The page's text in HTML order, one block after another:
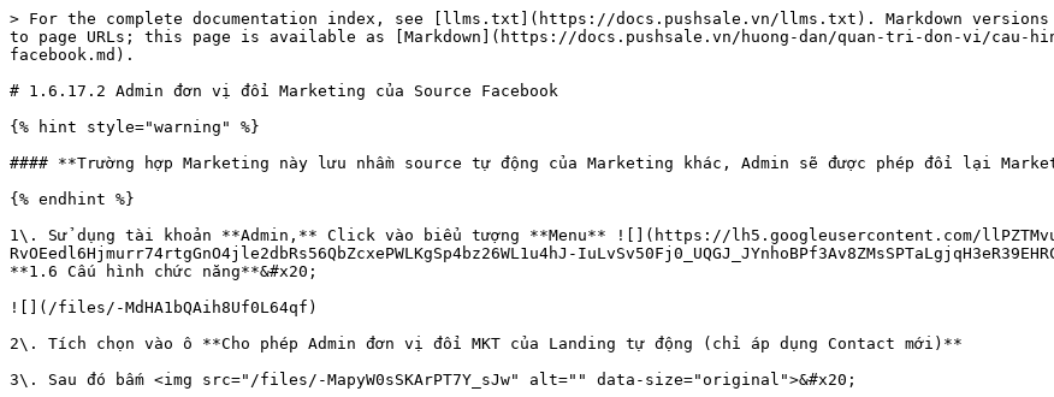
> For the complete documentation index, see [llms.txt](https://docs.pushsale.vn/llms.txt). Markdown versions
to page URLs; this page is available as [Markdown](https://docs.pushsale.vn/huong-dan/quan-tri-don-vi/cau-
facebook.md).
# 1.6.17.2 Admin đơn vị đổi Marketing của Source Facebook
{% hint style="warning" %}
#### **Trường hợp Marketing này lưu nhầm source tự động của Marketing khác, Admin sẽ được phép đổi lại
{% endhint %}
1\. Sử dụng tài khoản **Admin,** Click vào biểu tượng **Menu** ![](https://lh5.googleusercontent.com/
RvOEedl6Hjmurr74rtgGnO4jle2dbRs56QbZcxePWLKgSp4bz26WL1u4hJ-
**1.6 Cấu hình chức năng**&#x20;
![](/files/-MdHA1bQAih8Uf0L64qf)
2\. Tích chọn vào ô **Cho phép Admin đơn vị đổi MKT của Landing tự động (chỉ áp dụng Contact mới)**
3\. Sau đó bấm <img src="/files/-MapyW0sSKArPT7Y_sJw" alt="" data-size="original">&#x20;